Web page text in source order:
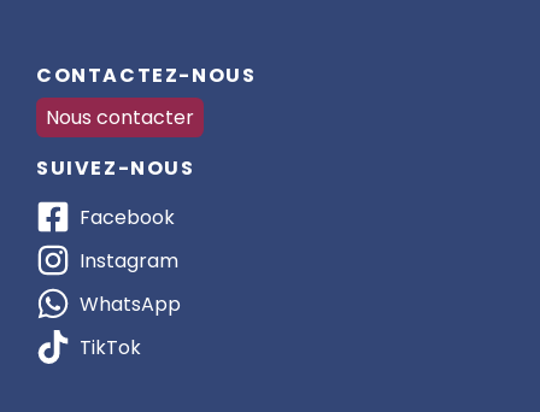
CONTACTEZ-NOUS
Nous contacter
SUIVEZ-NOUS
Facebook
Instagram
WhatsApp
TikTok